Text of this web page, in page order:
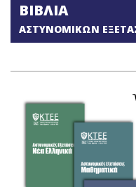
ΒΙΒΛΙΑ
ΑΣΤΥΝΟΜΙΚΩΝ